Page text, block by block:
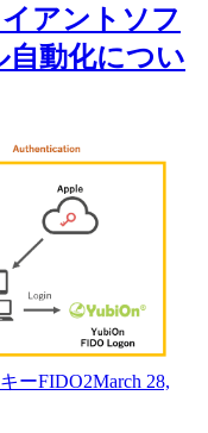
アントソフ
自動化につい
ーFIDO2March 28,